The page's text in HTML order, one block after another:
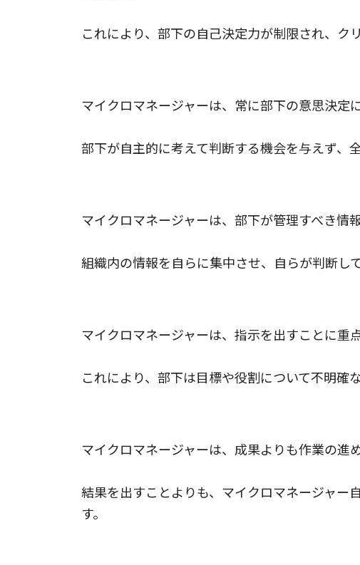
これにより、部下の自己決定力が制限され、ク
マイクロマネージャーは、常に部下の意思決定
部下が自主的に考えて判断する機会を与えず、
マイクロマネージャーは、部下が管理すべき情
組織内の情報を自らに集中させ、自らが判断し
マイクロマネージャーは、指示を出すことに重
これにより、部下は目標や役割について不明確
マイクロマネージャーは、成果よりも作業の進
結果を出すことよりも、マイクロマネージャー
す。